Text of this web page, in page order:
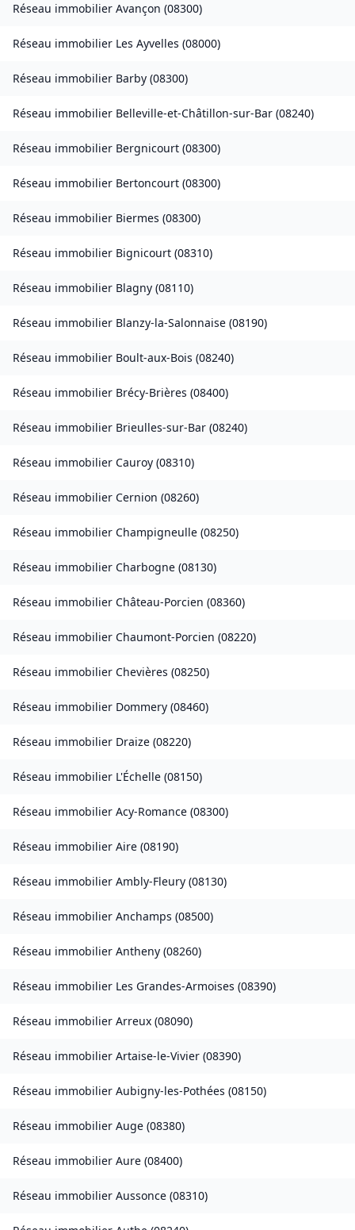
Réseau immobilier Avançon (08300)
Réseau immobilier Les Ayvelles (08000)
Réseau immobilier Barby (08300)
Réseau immobilier Belleville-et-Châtillon-sur-Bar (08240)
Réseau immobilier Bergnicourt (08300)
Réseau immobilier Bertoncourt (08300)
Réseau immobilier Biermes (08300)
Réseau immobilier Bignicourt (08310)
Réseau immobilier Blagny (08110)
Réseau immobilier Blanzy-la-Salonnaise (08190)
Réseau immobilier Boult-aux-Bois (08240)
Réseau immobilier Brécy-Brières (08400)
Réseau immobilier Brieulles-sur-Bar (08240)
Réseau immobilier Cauroy (08310)
Réseau immobilier Cernion (08260)
Réseau immobilier Champigneulle (08250)
Réseau immobilier Charbogne (08130)
Réseau immobilier Château-Porcien (08360)
Réseau immobilier Chaumont-Porcien (08220)
Réseau immobilier Chevières (08250)
Réseau immobilier Dommery (08460)
Réseau immobilier Draize (08220)
Réseau immobilier L'Échelle (08150)
Réseau immobilier Acy-Romance (08300)
Réseau immobilier Aire (08190)
Réseau immobilier Ambly-Fleury (08130)
Réseau immobilier Anchamps (08500)
Réseau immobilier Antheny (08260)
Réseau immobilier Les Grandes-Armoises (08390)
Réseau immobilier Arreux (08090)
Réseau immobilier Artaise-le-Vivier (08390)
Réseau immobilier Aubigny-les-Pothées (08150)
Réseau immobilier Auge (08380)
Réseau immobilier Aure (08400)
Réseau immobilier Aussonce (08310)